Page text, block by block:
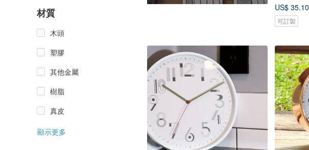
材質
木頭
塑膠
其他金屬
樹脂
真皮
顯示更多
US$ 35.10
可訂製